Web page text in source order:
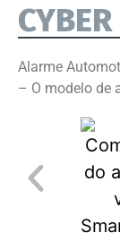
Alarme
– O modelo de